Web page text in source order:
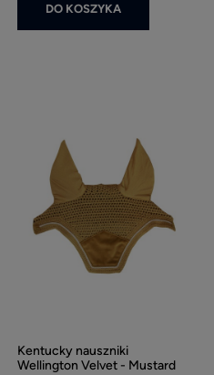
DO KOSZYKA
Kentucky nauszniki
Wellington Velvet - Mustard